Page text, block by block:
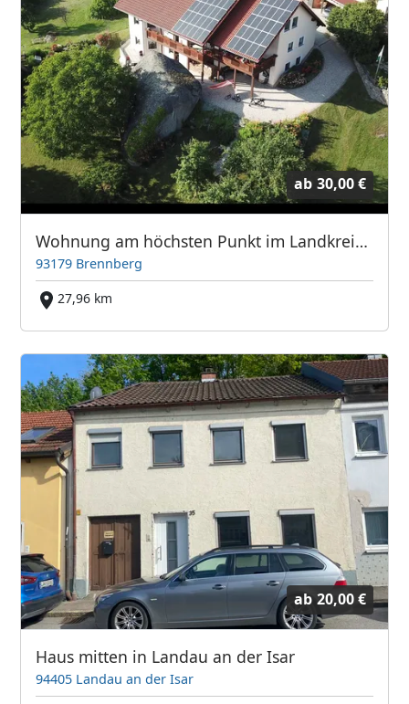
ab 30,00 €
Wohnung am höchsten Punkt im Landkreis Regensburg
93179 Brennberg
27,96 km
ab 20,00 €
Haus mitten in Landau an der Isar
94405 Landau an der Isar